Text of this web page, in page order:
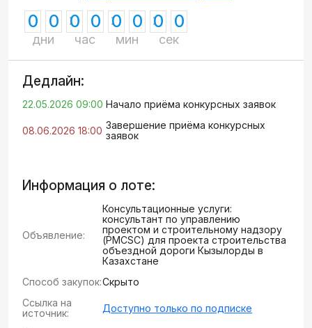
0 0
дни
0 0
час
0 0
мин
0 0
сек
Дедлайн:
22.05.2026 09:00 Начало приёма конкурсных заявок
08.06.2026 18:00 Завершение приёма конкурсных
заявок
Информация о лоте:
Объявление:
Консультационные услуги:
консультант по управлению
проектом и строительному надзору
(PMCSC) для проекта строительства
объездной дороги Кызылорды в
Казахстане
Способ закупок:Скрыто
Ссылка на
источник:
Доступно только по подписке